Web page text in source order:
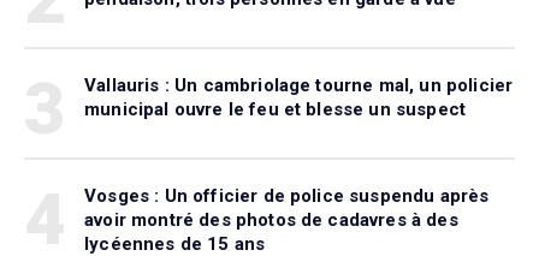
Vallauris : Un cambriolage tourne mal, un policier
municipal ouvre le feu et blesse un suspect
Vosges : Un officier de police suspendu après
avoir montré des photos de cadavres à des
lycéennes de 15 ans